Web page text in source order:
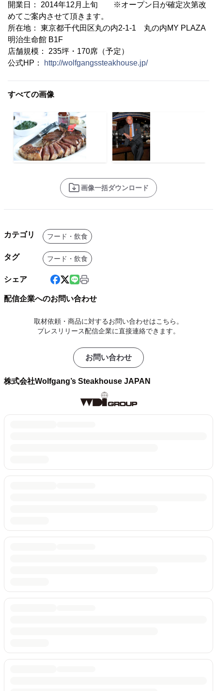
開業日： 2014年12月上旬 ※オープン日が確定次第改
めてご案内させて頂きます。
所在地： 東京都千代田区丸の内2-1-1 丸の内MY PLAZA
明治生命館 B1F
店舗規模： 235坪・170席（予定）
公式HP：
http://wolfgangssteakhouse.jp/
すべての画像
画像一括ダウンロード
カテゴリ フード・飲食
タグ フード・飲食
シェア
配信企業へのお問い合わせ
取材依頼・商品に対するお問い合わせはこちら。
プレスリリース配信企業に直接連絡できます。
お問い合わせ
株式会社Wolfgang’s Steakhouse JAPAN